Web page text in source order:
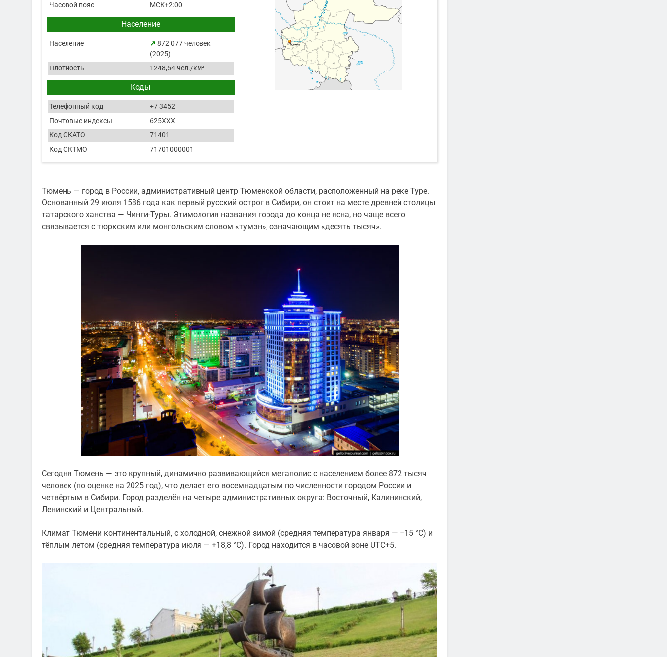
Часовой пояс
МСК+2:00
Население
Население ↗ 872 077 человек
(2025)
Плотность
1248,54 чел./км²
Коды
Телефонный код
+7 3452
Почтовые индексы
625XXX
Код ОКАТО
71401
Код ОКТМО
71701000001
Тюмень — город в России, административный центр Тюменской области, расположенный на реке Туре.
Основанный 29 июля 1586 года как первый русский острог в Сибири, он стоит на месте древней столицы
татарского ханства — Чинги-Туры. Этимология названия города до конца не ясна, но чаще всего
связывается с тюркским или монгольским словом «тумэн», означающим «десять тысяч».
Сегодня Тюмень — это крупный, динамично развивающийся мегаполис с населением более 872 тысяч
человек (по оценке на 2025 год), что делает его восемнадцатым по численности городом России и
четвёртым в Сибири. Город разделён на четыре административных округа: Восточный, Калининский,
Ленинский и Центральный.
Климат Тюмени континентальный, с холодной, снежной зимой (средняя температура января — −15 °C) и
тёплым летом (средняя температура июля — +18,8 °C). Город находится в часовой зоне UTC+5.